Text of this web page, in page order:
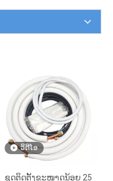
ວິດີໂອ
ຊຸດຕິດຕັ້ງຂະໜາດນ້ອຍ 25